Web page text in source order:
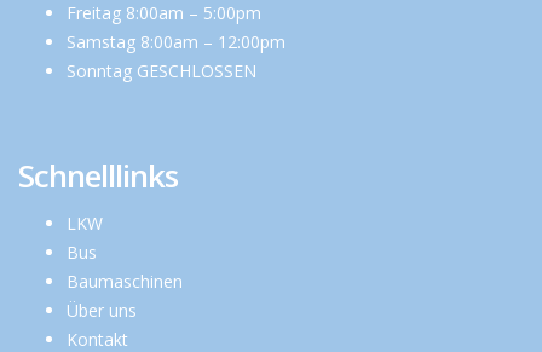
Freitag 8:00am – 5:00pm
Samstag 8:00am – 12:00pm
Sonntag GESCHLOSSEN
Schnelllinks
LKW
Bus
Baumaschinen
Über uns
Kontakt